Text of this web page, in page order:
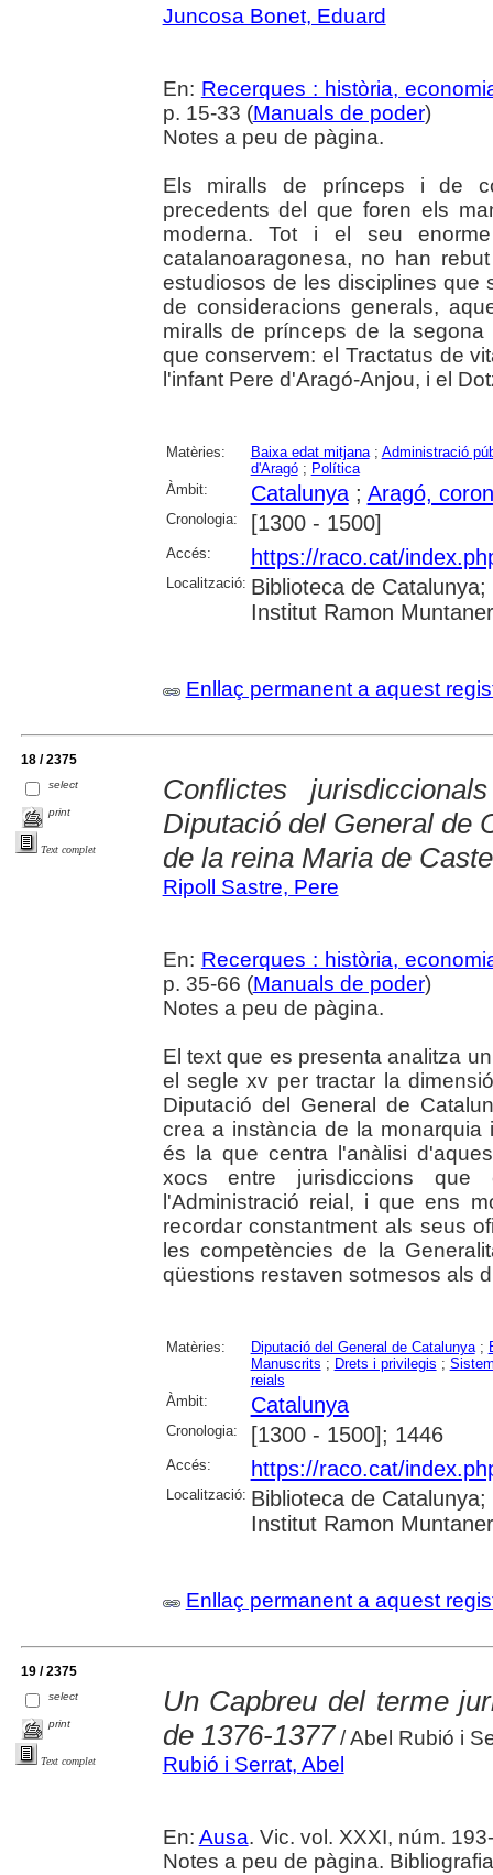
Juncosa Bonet, Eduard
En: Recerques : història,
p. 15-33 (Manuals de poder)
Notes a peu de pàgina.
Els miralls de prínceps i de
precedents del que foren els
moderna. Tot i el seu
catalanoaragonesa, no han
estudiosos de les disciplines que
de consideracions generals,
miralls de prínceps de la
que conservem: el Tractatus de
l'infant Pere d'Aragó-Anjou, i el
Matèries: Baixa edat mitjana; Administració
d'Aragó; Política
Àmbit:
Catalunya; Aragó,
Cronologia: [1300 - 1500]
Accés: https://raco.cat/
Localització: Biblioteca de
Institut Ramon
Enllaç permanent a aquest
18 / 2375
select
print
Text complet
Conflictes
Diputació del General de
de la reina Maria de
Ripoll Sastre, Pere
En: Recerques : història,
p. 35-66 (Manuals de poder)
Notes a peu de pàgina.
El text que es presenta analitza
el segle xv per tractar la
Diputació del General de
crea a instància de la
és la que centra l'anàlisi
xocs entre jurisdiccions
l'Administració reial, i que ens
recordar constantment als seus
les competències de la
qüestions restaven sotmesos als
Matèries: Diputació del General de Catalunya;
Manuscrits ; Drets i privilegis ;
reials
Àmbit:
Catalunya
Cronologia: [1300 - 1500]; 1446
Accés: https://raco.cat/
Localització: Biblioteca de
Institut Ramon
Enllaç permanent a aquest
19 / 2375
select
print
Text complet
Un Capbreu del terme
de 1376-1377 / Abel Rubió i
Rubió i Serrat, Abel
En: Ausa. Vic. vol. XXXI, núm.
Notes a peu de pàgina.